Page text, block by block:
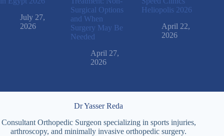
July 27,
2026
Surgical Options
and When
Surgery May Be
Needed
April 27,
2026
Heliopolis 2026
April 22,
2026
Dr Yasser Reda
Consultant Orthopedic Surgeon specializing in sports injuries,
arthroscopy, and minimally invasive orthopedic surgery.